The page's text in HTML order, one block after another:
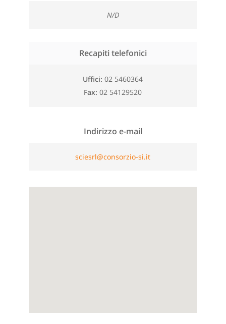
N/D
Recapiti telefonici
Uffici 02 5460364
Fax 02 54129520
Indirizzo e-mail
sciesrl@consorzio-si.it